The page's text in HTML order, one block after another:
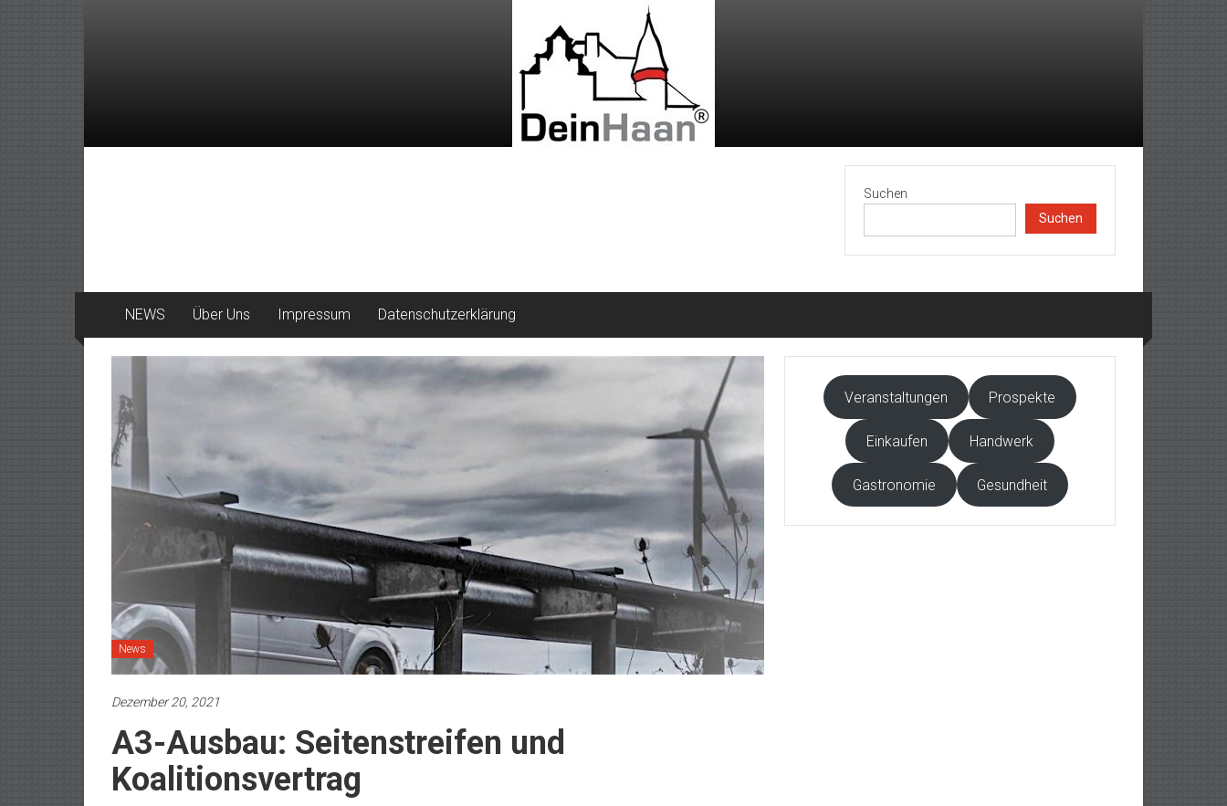
Suchen
Suchen
NEWS Über Uns Impressum Datenschutzerklärung
News
Dezember 20, 2021
A3-Ausbau: Seitenstreifen und
Koalitionsvertrag
Veranstaltungen Prospekte
Einkaufen Handwerk
Gastronomie Gesundheit